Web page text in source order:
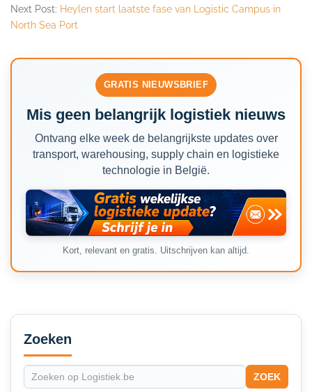
Next Post: Heylen start laatste fase van Logistic Campus in
North Sea Port
GRATIS NIEUWSBRIEF
Mis geen belangrijk logistiek nieuws
Ontvang elke week de belangrijkste updates over
transport, warehousing, supply chain en logistieke
technologie in België.
Kort, relevant en gratis. Uitschrijven kan altijd.
Secondary
Sidebar
Zoeken
ZOEK